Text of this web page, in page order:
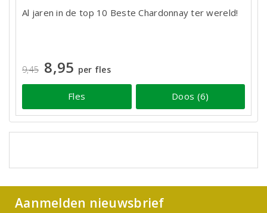
Al jaren in de top 10 Beste Chardonnay ter wereld!
9,45 8,95 per fles
Fles Doos (6)
Aanmelden nieuwsbrief